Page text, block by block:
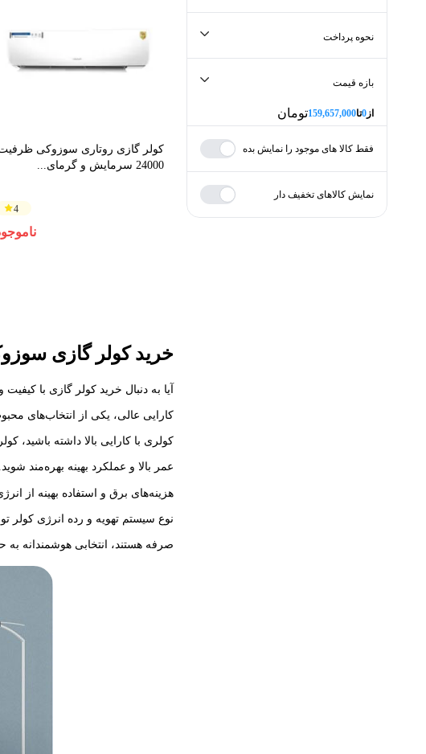
نحوه پرداخت
بازه قیمت
از0تا159,657,000تومان
بیشترین
ازminPrice تومان
فقط کالا های موجود را نمایش بده
نمایش کالاهای تخفیف دار
کولر گازی روتاری سوزوکی
24000 سرمایش و گرمای...
4
خرید کولر گازی
آیا به دنبال خرید کولر گازی با
کارایی عالی، یکی از انتخاب‌های
کولری با کارایی بالا داشته
عمر بالا و عملکرد بهینه بهره‌مند
هزینه‌های برق و استفاده بهینه از
نوع سیستم تهویه و رده انرژی کولر
صرفه هستند، انتخابی هوشمندانه